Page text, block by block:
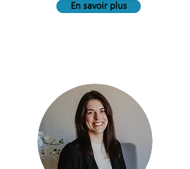
En savoir plus